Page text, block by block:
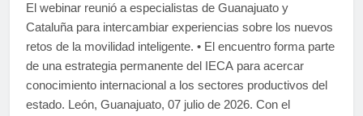
El webinar reunió a especialistas de Guanajuato y
Cataluña para intercambiar experiencias sobre los nuevos
retos de la movilidad inteligente. • El encuentro forma parte
de una estrategia permanente del IECA para acercar
conocimiento internacional a los sectores productivos del
estado. León, Guanajuato, 07 julio de 2026. Con el